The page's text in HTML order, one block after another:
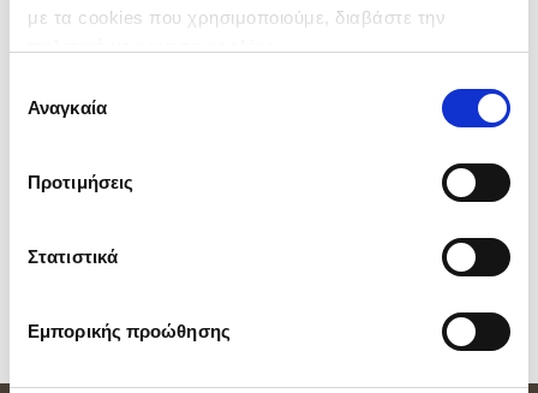
με τα cookies που χρησιμοποιούμε, διαβάστε την
συγκατάθεσης
Αναγκαία
Προτιμήσεις
Στατιστικά
Εμπορικής προώθησης
Αποδέχομαι τους